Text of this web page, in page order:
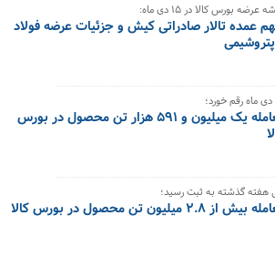
عرضه بورس کالا در ۱۵ دی ماه:
عمده تالار صادراتی کیش و جزئیات عرضه فولاد
معامله یک میلیون و ۵۹۱ هزار تن محصول در بورس
هفته گذشته به ثبت رسید؛
از ۲.۸ میلیون تن محصول در بورس کالا